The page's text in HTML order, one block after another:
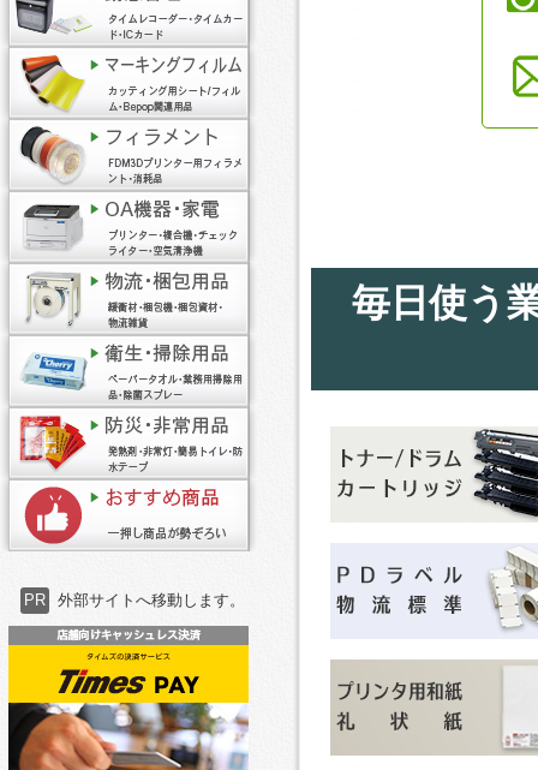
PR 外部サイトへ移動します。
毎日使う